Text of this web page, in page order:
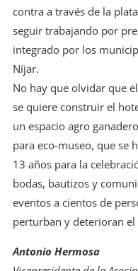
contra a través de la
seguir trabajando por
integrado por los
Níjar.
No hay que olvidar que
se quiere construir el
un espacio agro
para eco-museo, que se
13 años para la
bodas, bautizos y
eventos a cientos de
perturban y deterioran el
Antonio Hermosa